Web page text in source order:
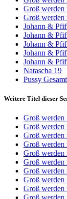
Groß werden
Groß werden
Johann &
Johann &
Johann &
Johann &
Johann &
Natascha 19
Pussy
Weitere Titel dieser
Groß werden
Groß werden
Groß werden
Groß werden
Groß werden
Groß werden
Groß werden
Groß werden
Groß werden